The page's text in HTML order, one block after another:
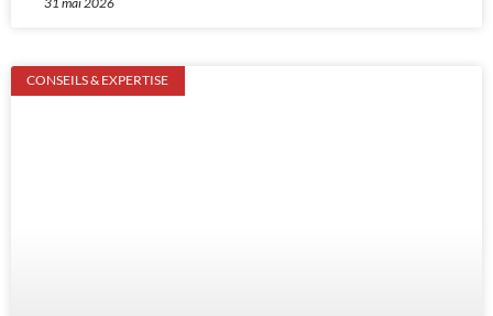
CONSEILS & EXPERTISE